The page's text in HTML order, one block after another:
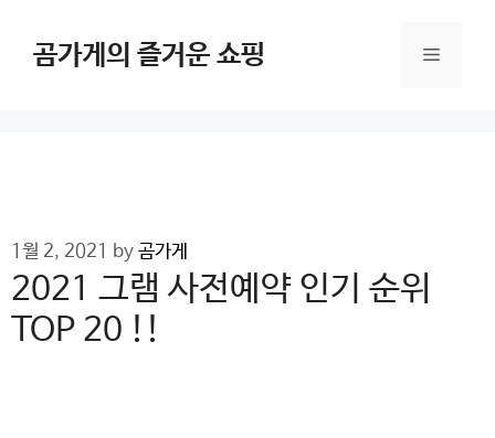
content곰가게의 즐거운 쇼핑 Menu
1월 2, 2021 by 곰가게
2021 그램 사전예약 인기 순위
TOP 20 !!